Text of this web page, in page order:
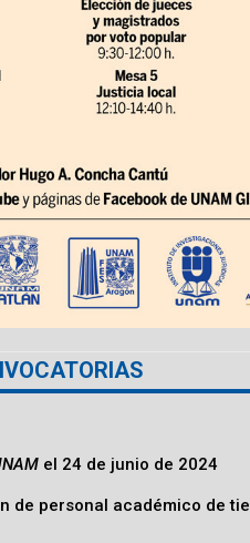
el 24 de junio de 2024
personal académico de